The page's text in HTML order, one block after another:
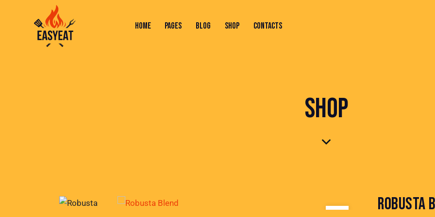
HOME PAGES BLOG SHOP CONTACTS
SHOP
ROBUSTA